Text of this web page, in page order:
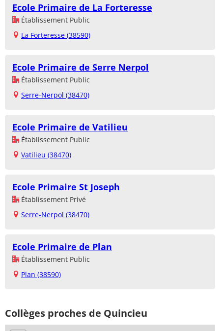
Ecole Primaire de La Forteresse
Établissement Public
La Forteresse (38590)
Ecole Primaire de Serre Nerpol
Établissement Public
Serre-Nerpol (38470)
Ecole Primaire de Vatilieu
Établissement Public
Vatilieu (38470)
Ecole Primaire St Joseph
Établissement Privé
Serre-Nerpol (38470)
Ecole Primaire de Plan
Établissement Public
Plan (38590)
Collèges proches de Quincieu